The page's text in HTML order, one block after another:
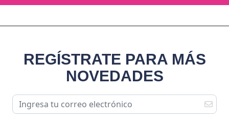
REGÍSTRATE PARA MÁS
NOVEDADES